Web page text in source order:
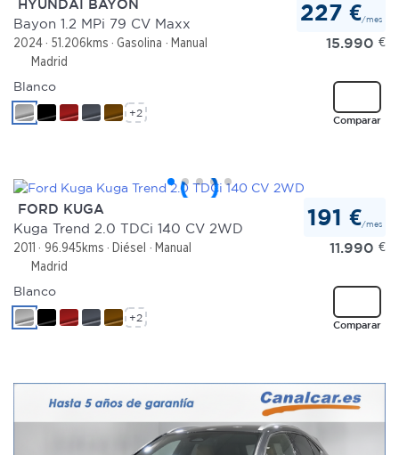
Las cookies de este sitio web se usan para personalizar
el contenido y los anuncios, ofrecer funciones de redes
sociales y analizar el tráfico. Además, compartimos
información sobre el uso que haga del sitio web con
nuestros partners de redes sociales, publicidad y análisis
partir del uso que haya hecho de sus servicios.
HYUNDAI BAYON
Bayon 1.2 MPi 79 CV Maxx
2024 51.206kms Gasolina
Manual
Madrid
227 €/mes
15.990 €
Comparar
Blanco
+2
FORD KUGA
Kuga Trend 2.0 TDCi 140 CV 2WD
2011 96.945kms Diésel
Manual
Madrid
191 €/mes
11.990 €
Comparar
Blanco
+2